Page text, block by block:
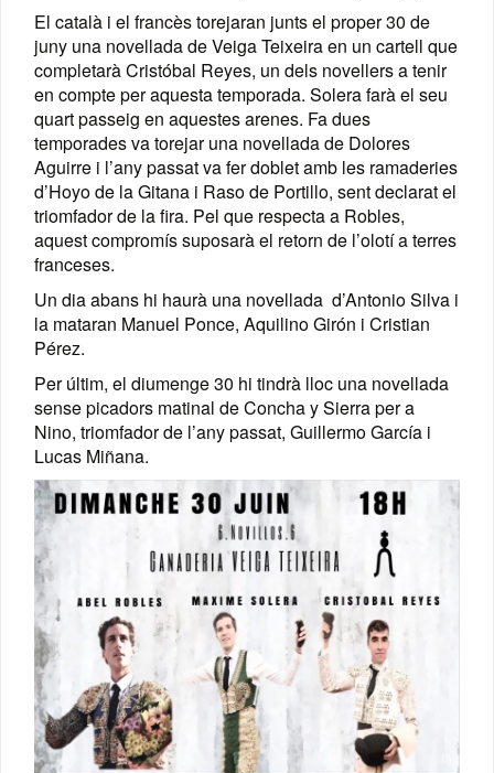
El català i el francès torejaran junts el proper 30 de
juny una novellada de Veiga Teixeira en un cartell que
completarà Cristóbal Reyes, un dels novellers a tenir
en compte per aquesta temporada. Solera farà el seu
quart passeig en aquestes arenes. Fa dues
temporades va torejar una novellada de Dolores
Aguirre i l’any passat va fer doblet amb les ramaderies
d’Hoyo de la Gitana i Raso de Portillo, sent declarat el
triomfador de la fira. Pel que respecta a Robles,
aquest compromís suposarà el retorn de l’olotí a terres
franceses.
Un dia abans hi haurà una novellada d’Antonio Silva i
la mataran Manuel Ponce, Aquilino Girón i Cristian
Pérez.
Per últim, el diumenge 30 hi tindrà lloc una novellada
sense picadors matinal de Concha y Sierra per a
Nino, triomfador de l’any passat, Guillermo García i
Lucas Miñana.